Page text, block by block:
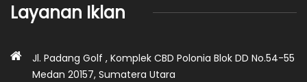
Layanan Iklan
Jl. Padang Golf , Komplek CBD Polonia Blok DD No.54-55
Medan 20157, Sumatera Utara